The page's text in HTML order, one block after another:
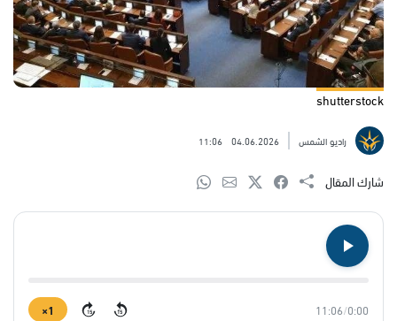
shutterstock
راديو الشمس 04.06.2026
11:06
شارك المقال
0:00
/
11:06
15
15
1×